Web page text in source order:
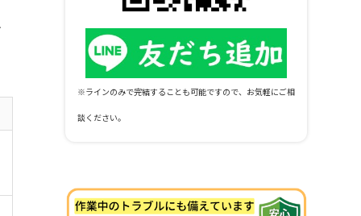
※ラインのみで完結することも可能ですので、お気軽にご相
談ください。